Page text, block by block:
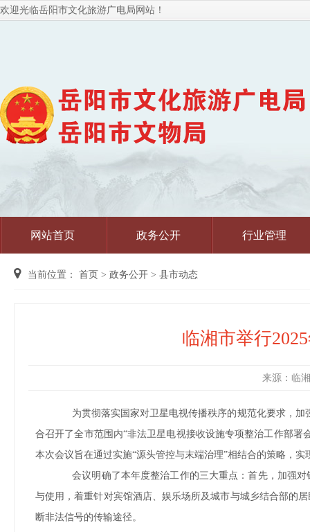
欢迎光临岳阳市文化旅游广电局网站！
网站首页 政务公开 行业管理
当前位置： 首页 > 政务公开 > 县市动态
临湘市举行
来源：临
为贯彻落实国家对卫星电视传播秩序的规范化要求，加
合召开了全市范围内“非法卫星电视接收设施专项整治工作部
本次会议旨在通过实施“源头管控与末端治理”相结合的策略，
会议明确了本年度整治工作的三大重点：首先，加强对
与使用，着重针对宾馆酒店、娱乐场所及城市与城乡结合部的
断非法信号的传输途径。